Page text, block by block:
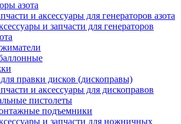
азота
и аксессуары для генераторов азота
и запчасти для генераторов
правки дисков (дископравы)
и аксессуары для дископравов
пистолеты
подъемники
и запчасти для ножничных